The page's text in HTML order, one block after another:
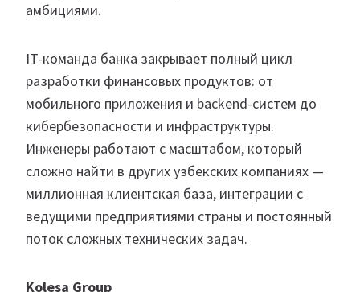
амбициями.
IT-команда банка закрывает полный цикл
разработки финансовых продуктов: от
мобильного приложения и backend-систем до
кибербезопасности и инфраструктуры.
Инженеры работают с масштабом, который
сложно найти в других узбекских компаниях —
миллионная клиентская база, интеграции с
ведущими предприятиями страны и постоянный
поток сложных технических задач.
Kolesa Group